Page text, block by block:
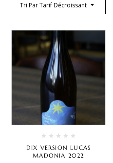
Tri Par Tarif Décroissant
DIX VERSION LUCAS
MADONIA 2022